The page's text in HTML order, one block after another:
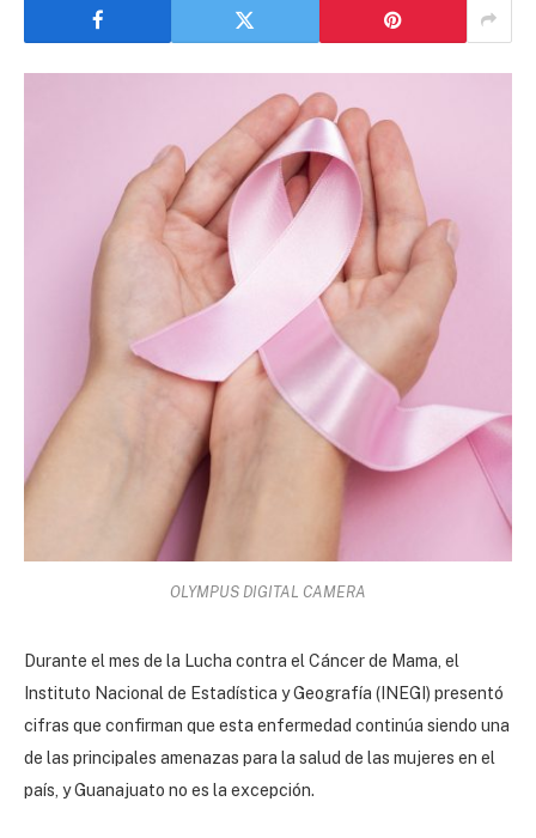
OLYMPUS DIGITAL CAMERA
Durante el mes de la Lucha contra el Cáncer de Mama, el
Instituto Nacional de Estadística y Geografía (INEGI) presentó
cifras que confirman que esta enfermedad continúa siendo una
de las principales amenazas para la salud de las mujeres en el
país, y Guanajuato no es la excepción.